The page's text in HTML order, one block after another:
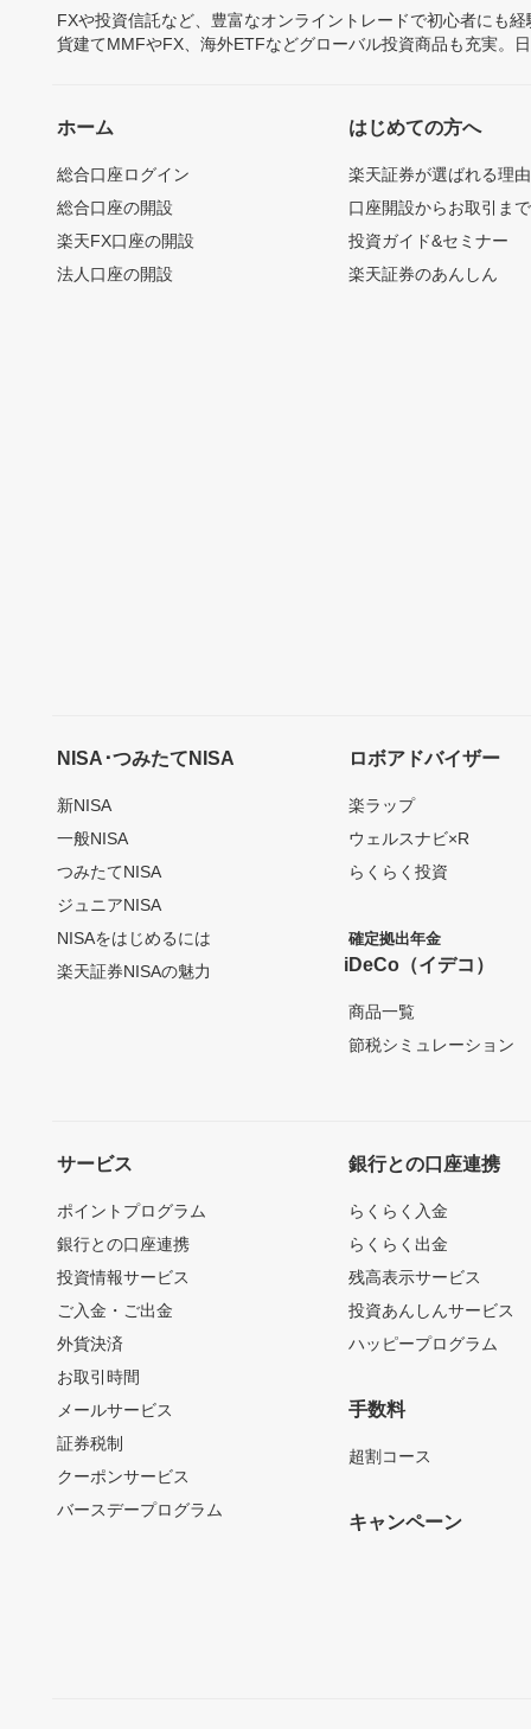
FXや投資信託など、豊富なオンライントレードで初心者にも
貨建てMMFやFX、海外ETFなどグローバル投資商品も充実。
ホーム
総合口座ログイン
総合口座の開設
楽天FX口座の開設
法人口座の開設
はじめての方へ
楽天証券が選ばれる理由
口座開設からお取引ま
投資ガイド&セミナー
楽天証券のあんしん
NISA･つみたてNISA
新NISA
一般NISA
つみたてNISA
ジュニアNISA
NISAをはじめるには
楽天証券NISAの魅力
ロボアドバイザー
楽ラップ
ウェルスナビ×R
らくらく投資
確定拠出年金
iDeCo（イデコ）
商品一覧
節税シミュレーション
サービス
ポイントプログラム
銀行との口座連携
投資情報サービス
ご入金・ご出金
外貨決済
お取引時間
メールサービス
証券税制
クーポンサービス
バースデープログラム
銀行との口座連携
らくらく入金
らくらく出金
残高表示サービス
投資あんしんサービス
ハッピープログラム
手数料
超割コース
キャンペーン